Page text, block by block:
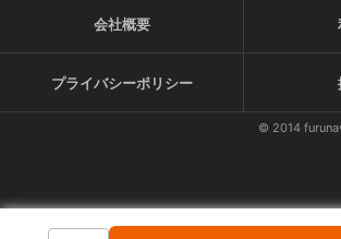
会社概要
プライバシーポリシー
© 2014